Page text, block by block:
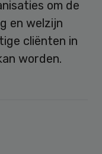
om de
en welzijn
cliënten in
worden.